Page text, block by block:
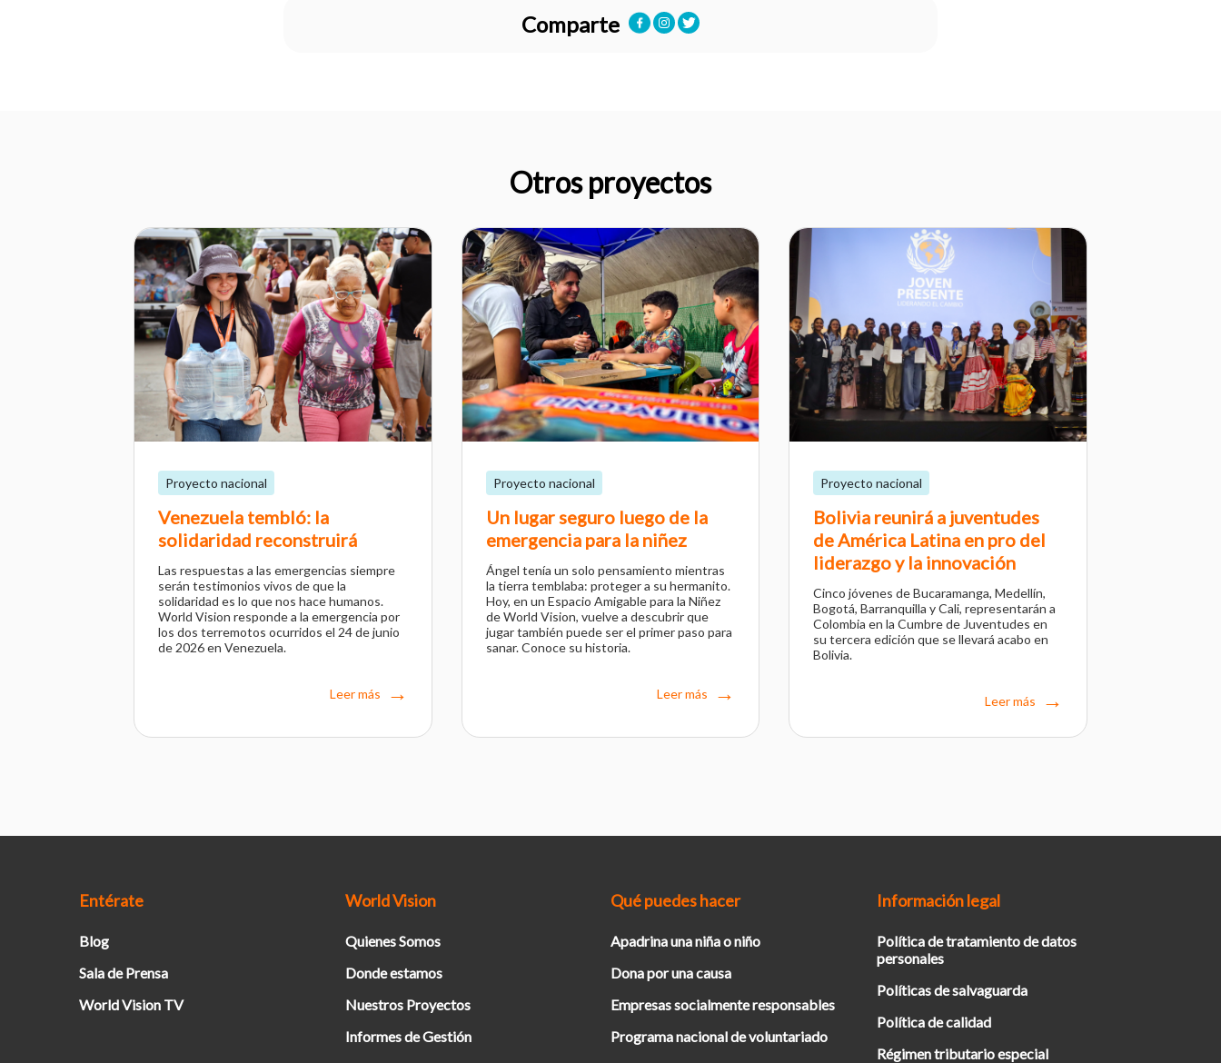
Comparte
Otros proyectos
Proyecto nacional
Venezuela tembló: la
solidaridad reconstruirá
Las respuestas a las emergencias siempre
serán testimonios vivos de que la
solidaridad es lo que nos hace humanos.
World Vision responde a la emergencia por
los dos terremotos ocurridos el 24 de junio
de 2026 en Venezuela.
Leer más
Proyecto nacional
Un lugar seguro luego de la
emergencia para la niñez
Ángel tenía un solo pensamiento mientras
la tierra temblaba: proteger a su hermanito.
Hoy, en un Espacio Amigable para la Niñez
de World Vision, vuelve a descubrir que
jugar también puede ser el primer paso para
sanar. Conoce su historia.
Leer más
Proyecto nacional
Bolivia reunirá a juventudes
de América Latina en pro del
liderazgo y la innovación
Cinco jóvenes de Bucaramanga, Medellín,
Bogotá, Barranquilla y Cali, representarán a
Colombia en la Cumbre de Juventudes en
su tercera edición que se llevará acabo en
Bolivia.
Leer más
Entérate
Blog
Sala de Prensa
World Vision TV
World Vision
Quienes Somos
Donde estamos
Nuestros Proyectos
Informes de Gestión
Qué puedes hacer
Apadrina una niña o niño
Dona por una causa
Empresas socialmente responsables
Programa nacional de voluntariado
Información legal
Política de tratamiento de datos
personales
Políticas de salvaguarda
Política de calidad
Régimen tributario especial